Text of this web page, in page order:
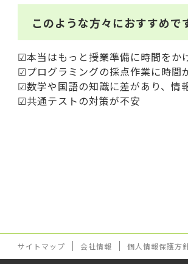
このような方々におすすめで
☑本当はもっと授業準備に時間をか
☑プログラミングの採点作業に時間
☑数学や国語の知識に差があり、情
☑共通テストの対策が不安
サイトマップ 会社情報 個人情報保護方